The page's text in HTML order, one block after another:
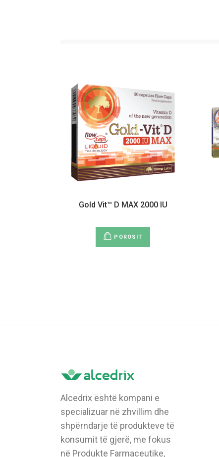
Gold Vit™ D MAX 2000 IU
POROSIT
Alcedrix është kompani e
specializuar në zhvillim dhe
shpërndarje të produkteve të
konsumit të gjerë, me fokus
në Produkte Farmaceutike,